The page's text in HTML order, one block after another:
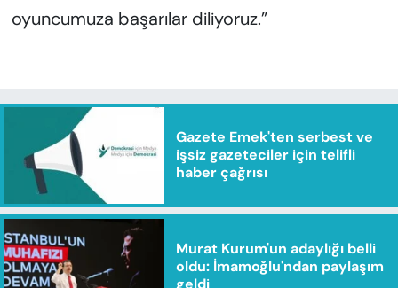
oyuncumuza başarılar diliyoruz.”
Gazete Emek'ten serbest ve
işsiz gazeteciler için telifli
haber çağrısı
Murat Kurum'un adaylığı belli
oldu: İmamoğlu'ndan paylaşım
geldi